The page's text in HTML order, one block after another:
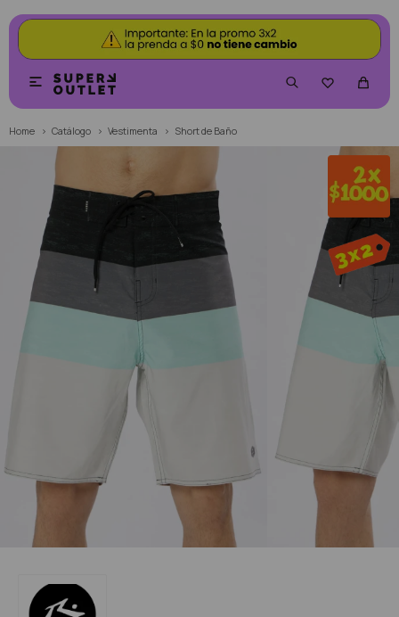


Home Catálogo Vestimenta Short de Baño